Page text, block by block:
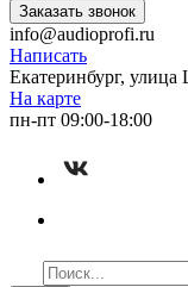
Заказать звонок
info@audioprofi.ru
Написать
Екатеринбург, улица
На карте
пн-пт 09:00-18:00